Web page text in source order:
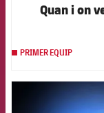
Quan i on
PRIMER EQUIP